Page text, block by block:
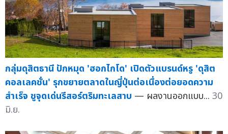
กลุ่มดุสิตธานี ปักหมุด 'ฮอกไกโด' เปิดตัวแบรนด์หรู 'ดุสิต
คอลเลคชั่น' รุกขยายตลาดในญี่ปุ่นต่อเนื่องต่อยอดความ
สำเร็จ ชูจุดเด่นรีสอร์ตริมทะเลสาบ — ผลงานออกแบบ... 30
มิ.ย.